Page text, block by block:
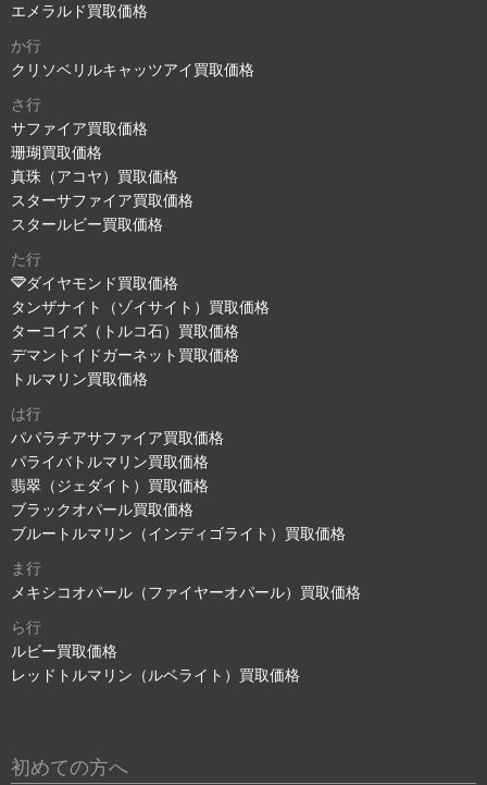
エメラルド買取価格
か行
クリソベリルキャッツアイ買取価格
さ行
サファイア買取価格
珊瑚買取価格
真珠（アコヤ）買取価格
スターサファイア買取価格
スタールビー買取価格
た行
ダイヤモンド買取価格
タンザナイト（ゾイサイト）買取価格
ターコイズ（トルコ石）買取価格
デマントイドガーネット買取価格
トルマリン買取価格
は行
パパラチアサファイア買取価格
パライバトルマリン買取価格
翡翠（ジェダイト）買取価格
ブラックオパール買取価格
ブルートルマリン（インディゴライト）買取価格
ま行
メキシコオパール（ファイヤーオパール）買取価格
ら行
ルビー買取価格
レッドトルマリン（ルベライト）買取価格
初めての方へ